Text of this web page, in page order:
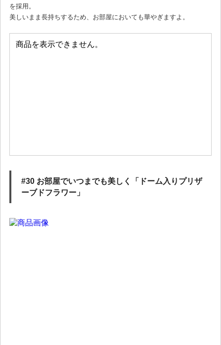
を採用。
美しいまま長持ちするため、お部屋においても華やぎますよ。
#30 お部屋でいつまでも美しく「ドーム入りプリザ
ーブドフラワー」